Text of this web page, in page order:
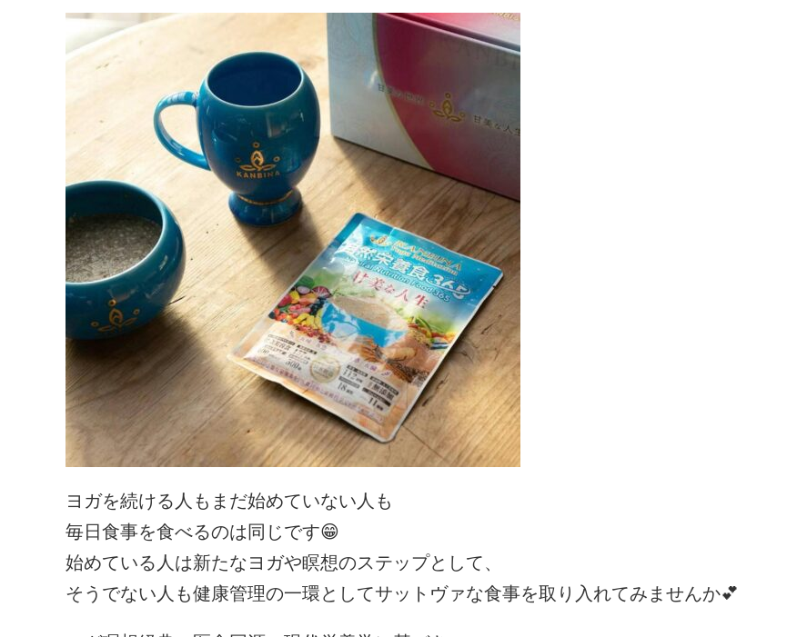
ヨガを続ける人もまだ始めていない人も
毎日食事を食べるのは同じです😁
始めている人は新たなヨガや瞑想のステップとして、
そうでない人も健康管理の一環としてサットヴァな食事を取り入れてみませんか💕